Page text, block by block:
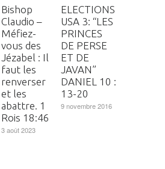
Bishop
Claudio –
Méfiez-
vous des
Jézabel : Il
faut les
renverser
et les
abattre. 1
Rois 18:46
3 août 2023
ELECTIONS
USA 3: “LES
PRINCES
DE PERSE
ET DE
JAVAN”
DANIEL 10 :
13-20
9 novembre 2016